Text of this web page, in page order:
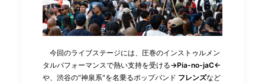
今回のライブステージには、圧巻のインストゥルメン
タルパフォーマンスで熱い支持を受ける→Pia-no-jaC←
や、渋谷の"神泉系"を名乗るポップバンド フレンズなど